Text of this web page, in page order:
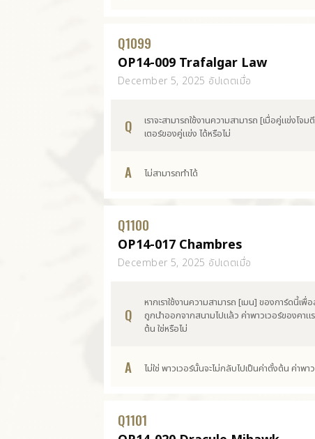
Q1099
OP14-009 Trafalgar Law
December 5, 2025 อัปเดตเมื่อ
Q
เราจะสามารถใช้งานความสามารถ [เมื่อคู่แข่งโ
เตอร์ของคู่แข่ง ได้หรือไม่
A ไม่สามารถทำได้
Q1100
OP14-017 Chambres
December 5, 2025 อัปเดตเมื่อ
Q
หากเราใช้งานความสามารถ [เมน] ของการ์ดนี้เ
ถูกนำออกจากสนามไปแล้ว ค่าพาวเวอร์ของคา
ต้น ใช่หรือไม่
A ไม่ใช่ พาวเวอร์นั้นจะไม่กลับไปเป็นค่าตั้งต้น ค่า
Q1101